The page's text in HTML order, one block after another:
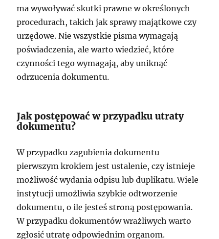
ma wywoływać skutki prawne w określonych
procedurach, takich jak sprawy majątkowe czy
urzędowe. Nie wszystkie pisma wymagają
poświadczenia, ale warto wiedzieć, które
czynności tego wymagają, aby uniknąć
odrzucenia dokumentu.
Jak postępować w przypadku utraty
dokumentu?
W przypadku zagubienia dokumentu
pierwszym krokiem jest ustalenie, czy istnieje
możliwość wydania odpisu lub duplikatu. Wiele
instytucji umożliwia szybkie odtworzenie
dokumentu, o ile jesteś stroną postępowania.
W przypadku dokumentów wrażliwych warto
zgłosić utratę odpowiednim organom.